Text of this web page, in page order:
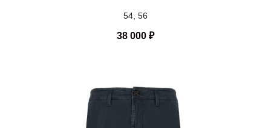
54, 56
38 000 ₽